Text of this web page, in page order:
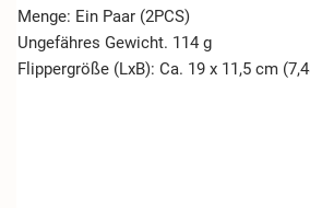
Menge: Ein Paar (2PCS)
Ungefähres Gewicht. 114 g
Flippergröße (LxB): Ca. 19 x 11,5 cm